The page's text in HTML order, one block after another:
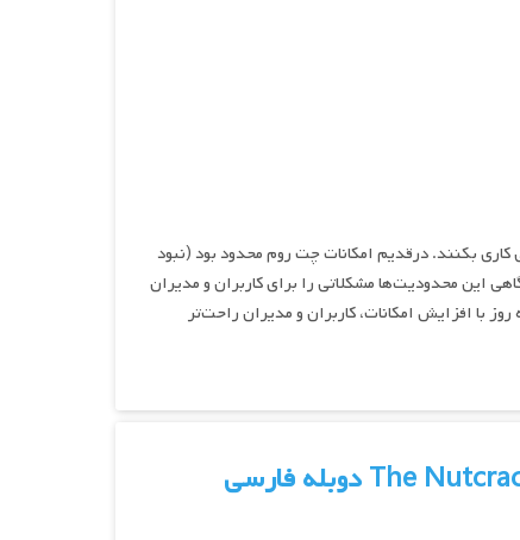
کاری بکنند. درقدیم امکانات چت روم محدود بود (نبود
این محدودیت‌ها مشکلاتی را برای کاربران و مدیران
با افزایش امکانات، کاربران و مدیران راحت‌تر